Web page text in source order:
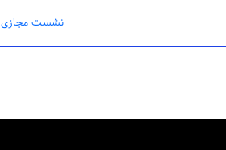
نشست مجازی 1